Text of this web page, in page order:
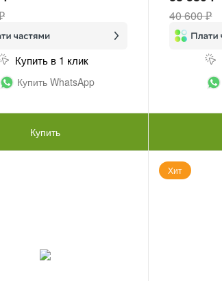
Купить в 1 клик
Купить WhatsApp
Купить
40 600 ₽
Хит